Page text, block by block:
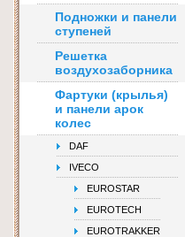
Подножки и панели
ступеней
Решетка
воздухозаборника
Фартуки (крылья)
и панели арок
колес
DAF
IVECO
EUROSTAR
EUROTECH
EUROTRAKKER